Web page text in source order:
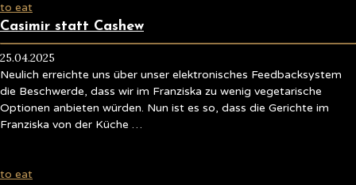
to eat
Casimir statt Cashew
25.04.2025
Neulich erreichte uns über unser elektronisches Feedbacksystem
die Beschwerde, dass wir im Franziska zu wenig vegetarische
Optionen anbieten würden. Nun ist es so, dass die Gerichte im
Franziska von der Küche …
to eat